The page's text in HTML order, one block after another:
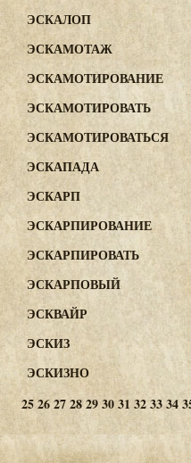
ЭСКАЛОП
ЭСКАМОТАЖ
ЭСКАМОТИРОВАНИЕ
ЭСКАМОТИРОВАТЬ
ЭСКАМОТИРОВАТЬСЯ
ЭСКАПАДА
ЭСКАРП
ЭСКАРПИРОВАНИЕ
ЭСКАРПИРОВАТЬ
ЭСКАРПОВЫЙ
ЭСКВАЙР
ЭСКИЗ
ЭСКИЗНО
25262728293031 323334